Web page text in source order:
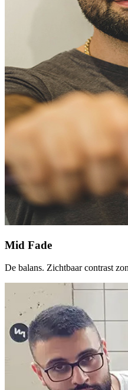
Mid Fade
De balans. Zichtbaar contrast